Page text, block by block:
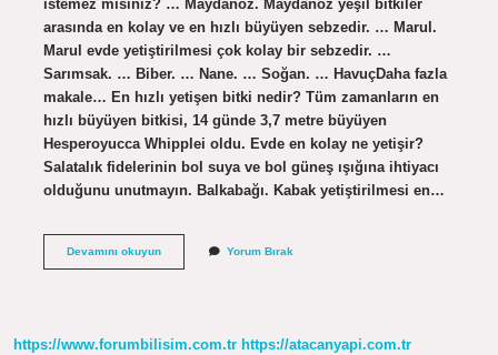
istemez misiniz? … Maydanoz. Maydanoz yeşil bitkiler
arasında en kolay ve en hızlı büyüyen sebzedir. … Marul.
Marul evde yetiştirilmesi çok kolay bir sebzedir. …
Sarımsak. … Biber. … Nane. … Soğan. … HavuçDaha fazla
makale… En hızlı yetişen bitki nedir? Tüm zamanların en
hızlı büyüyen bitkisi, 14 günde 3,7 metre büyüyen
Hesperoyucca Whipplei oldu. Evde en kolay ne yetişir?
Salatalık fidelerinin bol suya ve bol güneş ışığına ihtiyacı
olduğunu unutmayın. Balkabağı. Kabak yetiştirilmesi en…
Devamını okuyunEn
Yorum Bırak
https://www.forumbilisim.com.tr https://atacanyapi.com.tr